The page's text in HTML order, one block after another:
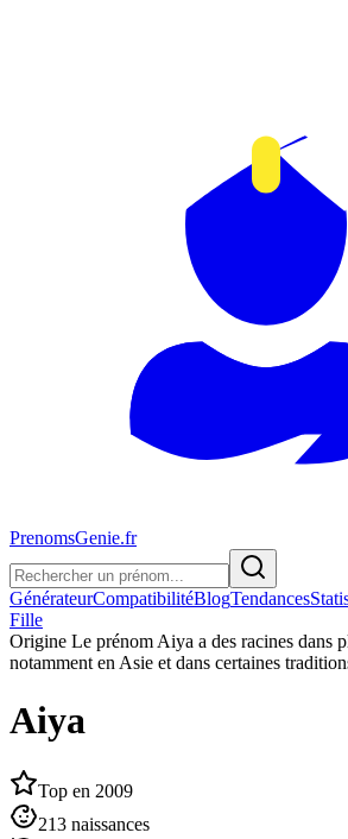
PrenomsGenie.fr
GénérateurCompatibilitéBlogTendances
Fille
Origine Le prénom Aiya a des racines dans
notamment en Asie et dans certaines
Aiya
Top en 2009
213 naissances